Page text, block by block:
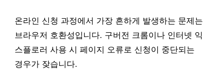
온라인 신청 과정에서 가장 흔하게 발생하는 문제는
브라우저 호환성입니다. 구버전 크롬이나 인터넷 익
스플로러 사용 시 페이지 오류로 신청이 중단되는
경우가 잦습니다.